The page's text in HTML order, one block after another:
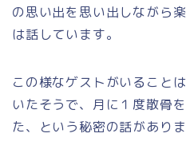
の思い出を思い出しながら
は話しています。
この様なゲストがいること
いたそうで、月に１度散骨
た、という秘密の話がありま